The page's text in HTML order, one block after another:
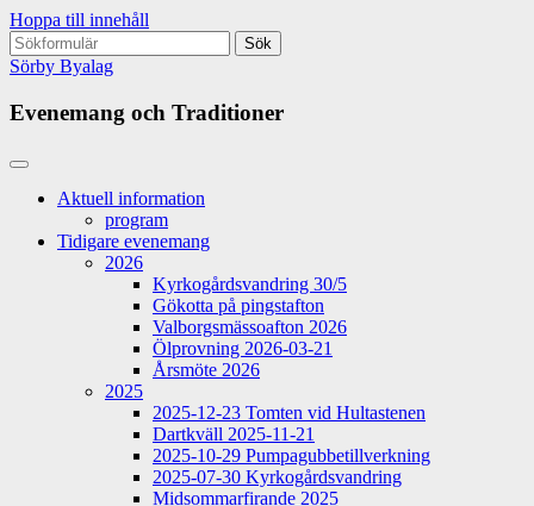
Hoppa till innehåll
Sök
efter:
Sörby Byalag
Evenemang och Traditioner
Aktuell information
program
Tidigare evenemang
2026
Kyrkogårdsvandring 30/5
Gökotta på pingstafton
Valborgsmässoafton 2026
Ölprovning 2026-03-21
Årsmöte 2026
2025
2025-12-23 Tomten vid Hultastenen
Dartkväll 2025-11-21
2025-10-29 Pumpagubbetillverkning
2025-07-30 Kyrkogårdsvandring
Midsommarfirande 2025